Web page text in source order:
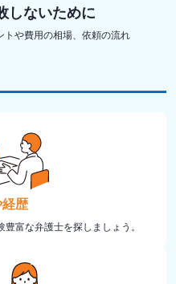
しないために
や費用の相場、依頼の流れ
歴
富な弁護士を探しましょう。